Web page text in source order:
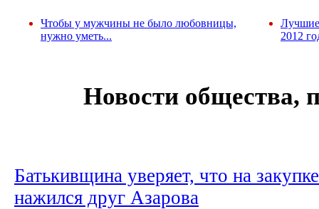
Чтобы у мужчины не было любовницы,
нужно уметь...
Лучшие
2012
Новости общества,
Батькивщина уверяет, что на
нажился друг Азарова